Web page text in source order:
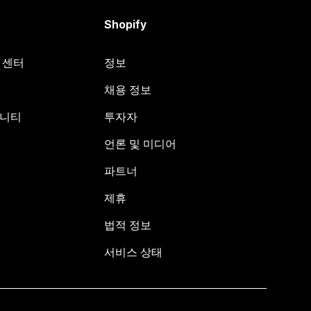
터
티
Shopify
정보
채용 정보
투자자
언론 및 미디어
파트너
제휴
법적 정보
서비스 상태